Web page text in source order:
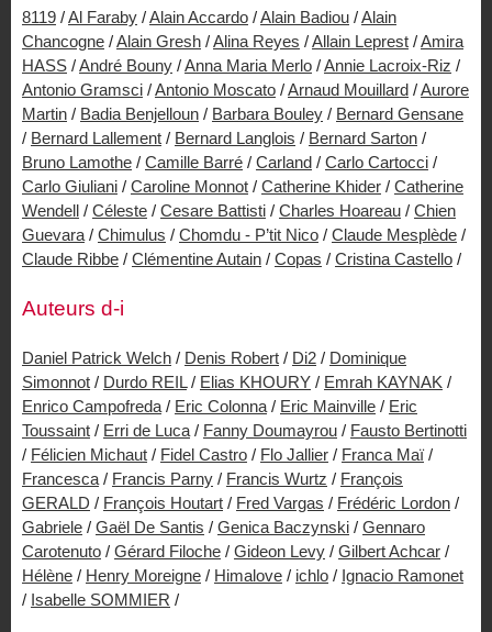
8119 /Al Faraby /Alain Accardo /Alain Badiou /Alain
Chancogne /Alain Gresh /Alina Reyes /Allain Leprest /Amira
HASS /André Bouny /Anna Maria Merlo /Annie Lacroix-Riz /
Antonio Gramsci /Antonio Moscato /Arnaud Mouillard /Aurore
Martin / Badia Benjelloun / Barbara Bouley / Bernard Gensane
/ Bernard Lallement / Bernard Langlois / Bernard Sarton /
Bruno Lamothe / Camille Barré / Carland / Carlo Cartocci /
Carlo Giuliani / Caroline Monnot / Catherine Khider / Catherine
Wendell / Céleste / Cesare Battisti / Charles Hoareau / Chien
Guevara / Chimulus / Chomdu - P’tit Nico / Claude Mesplède /
Claude Ribbe / Clémentine Autain / Copas / Cristina Castello /
Auteurs d-i
Daniel Patrick Welch / Denis Robert / Di2 / Dominique
Simonnot / Durdo REIL/ Elias KHOURY / Emrah KAYNAK /
Enrico Campofreda / Eric Colonna / Eric Mainville / Eric
Toussaint / Erri de Luca / Fanny Doumayrou / Fausto Bertinotti
/ Félicien Michaut / Fidel Castro / Flo Jallier / Franca Maï/
Francesca / Francis Parny / Francis Wurtz / François
GERALD / François Houtart / Fred Vargas / Frédéric Lordon /
Gabriele / Gaël De Santis / Genica Baczynski / Gennaro
Carotenuto / Gérard Filoche / Gideon Levy / Gilbert Achcar /
Hélène / Henry Moreigne / Himalove / ichlo / Ignacio Ramonet
/ Isabelle SOMMIER /